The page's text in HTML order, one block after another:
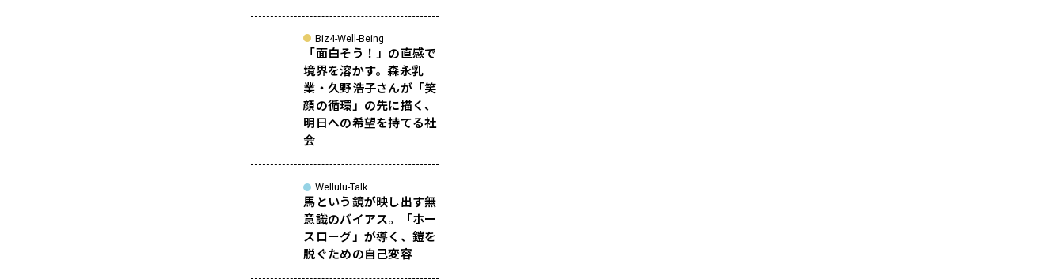
Biz4-Well-Being
「面白そう！」の直感で
境界を溶かす。森永乳
業・久野浩子さんが「笑
顔の循環」の先に描く、
明日への希望を持てる社
会
Wellulu-Talk
馬という鏡が映し出す無
意識のバイアス。「ホー
スローグ」が導く、鎧を
脱ぐための自己変容